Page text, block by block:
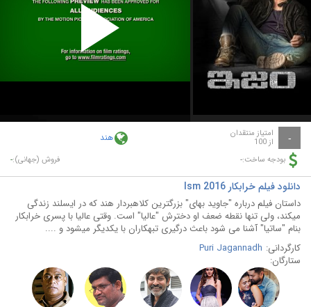
Play
Video
- امتیاز منتقدان
از 100 هند
بودجه ساخت:- فروش (جهانی):-
دانلود فیلم خرابکار Ism 2016
داستان فیلم درباره "جاوید بهای" بزرگترین کلاهبردار هند که در ایسلند زندگی
میکند، ولی تنها نقطه ضعف او دخترش "عالیا" است. وقتی عالیا با پسری خرابکار
بنام "ساتیا" آشنا می شود باعث درگیری تبهکاران با یکدیگر میشود و ....
کارگردانی: Puri Jagannadh
ستارگان: